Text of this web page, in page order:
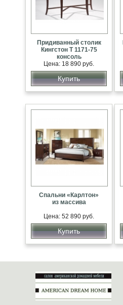
Придиванный столик
Кингстон Т 1171-75
консоль
Цена: 18 890 руб.
Купить
Спальни «Карлтон»
из массива
Цена: 52 890 руб.
Купить